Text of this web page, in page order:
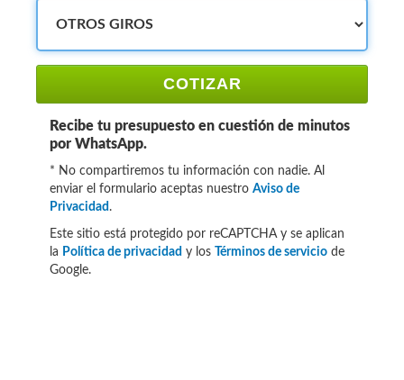
COTIZAR
Recibe tu presupuesto en cuestión de minutos
por WhatsApp.
* No compartiremos tu información con nadie. Al
enviar el formulario aceptas nuestro Aviso de
Privacidad .
Este sitio está protegido por reCAPTCHA y se aplican
la Política de privacidad y los Términos de servicio de
Google.